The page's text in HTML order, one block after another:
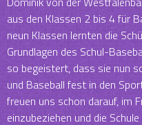
aus den Klassen 2 bis 4 für
neun Klassen lernten die
Grundlagen des Schul-
so begeistert, dass sie nun
und Baseball fest in den
freuen uns schon darauf, im
einzubeziehen und die